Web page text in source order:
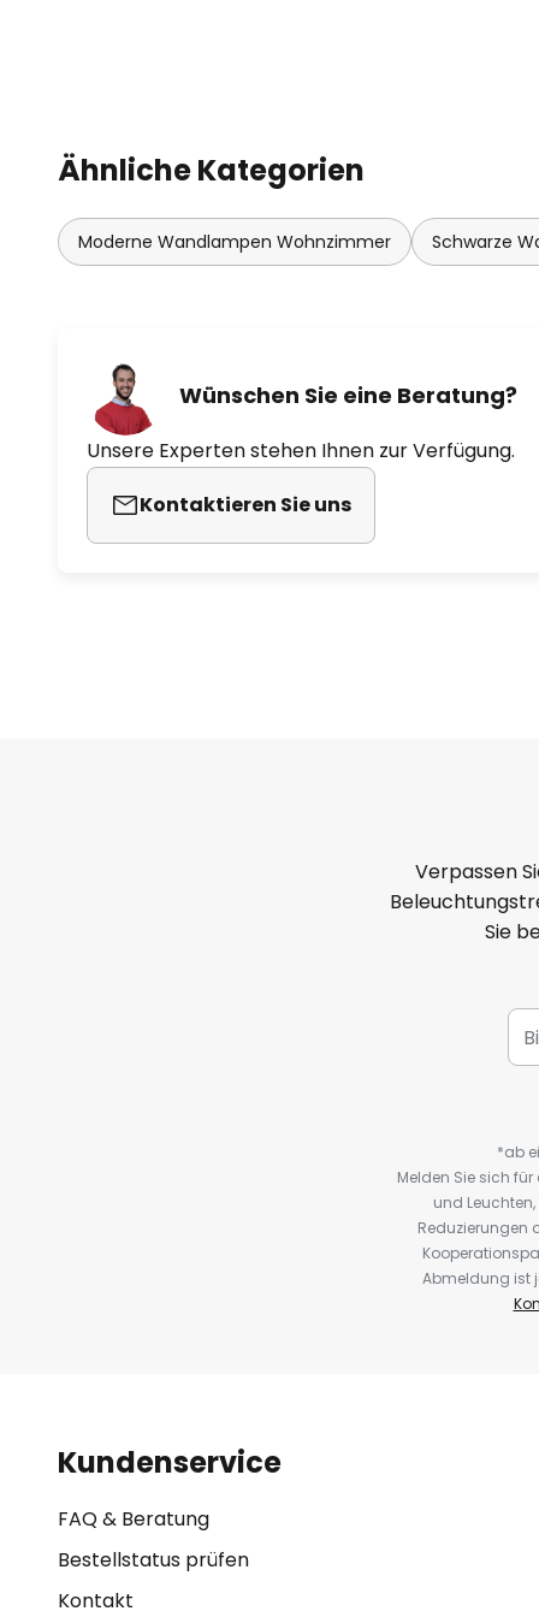
Ähnliche Kategorien
Moderne Wandlampen Wohnzimmer Schwarze
Wünschen Sie eine Beratung?
Unsere Experten stehen Ihnen zur Verfügung.
Kontaktieren Sie uns
Verpassen
Sie
*ab
Melden Sie sich
und
Reduzierungen
Abmeldung ist
Kundenservice
FAQ & Beratung
Bestellstatus prüfen
Kontakt